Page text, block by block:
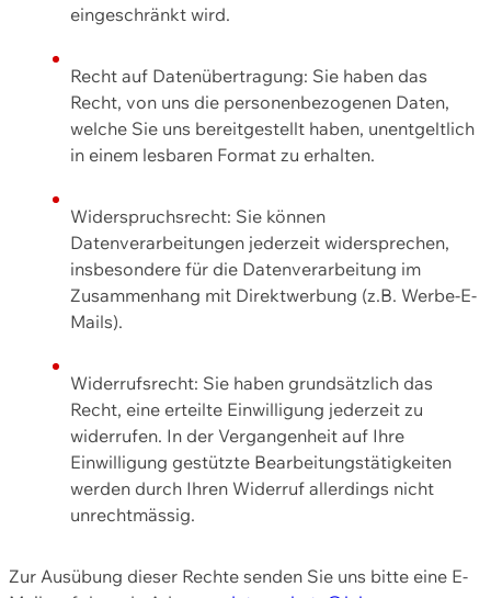
eingeschränkt wird.
Recht auf Datenübertragung: Sie haben das
Recht, von uns die personenbezogenen Daten,
welche Sie uns bereitgestellt haben, unentgeltlich
in einem lesbaren Format zu erhalten.
Widerspruchsrecht: Sie können
Datenverarbeitungen jederzeit widersprechen,
insbesondere für die Datenverarbeitung im
Zusammenhang mit Direktwerbung (z.B. Werbe-E-
Mails).
Widerrufsrecht: Sie haben grundsätzlich das
Recht, eine erteilte Einwilligung jederzeit zu
widerrufen. In der Vergangenheit auf Ihre
Einwilligung gestützte Bearbeitungstätigkeiten
werden durch Ihren Widerruf allerdings nicht
unrechtmässig.
Zur Ausübung dieser Rechte senden Sie uns bitte eine E-